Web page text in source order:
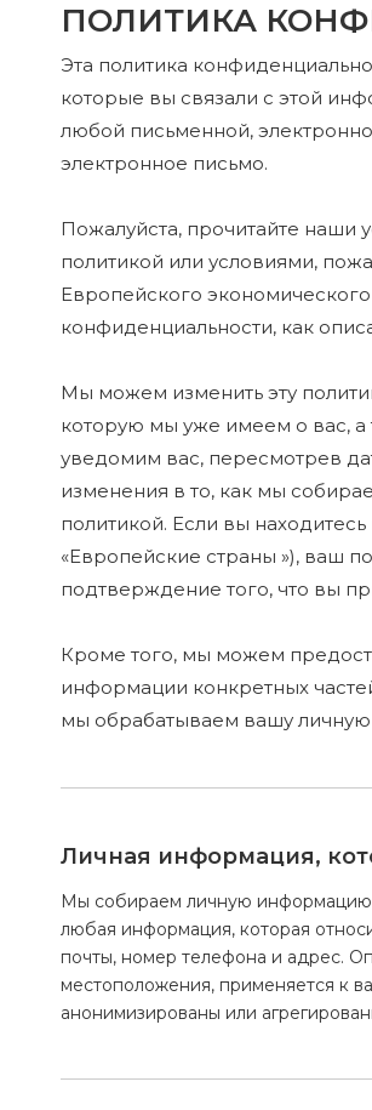
ПОЛИТИКА
Эта политика
которые вы связали с этой
любой письменной,
электронное письмо.
Пожалуйста, прочитайте наши
политикой или условиями,
Европейского
конфиденциальности, как
Мы можем изменить эту
которую мы уже имеем о вас,
уведомим вас, пересмотрев
изменения в то, как мы
политикой. Если вы
«Европейские страны »), ваш
подтверждение того, что вы
Кроме того, мы можем
информации конкретных
мы обрабатываем вашу
Личная информация,
Мы собираем личную информацию,
любая информация, которая
почты, номер телефона и адрес.
местоположения, применяется к
анонимизированы или